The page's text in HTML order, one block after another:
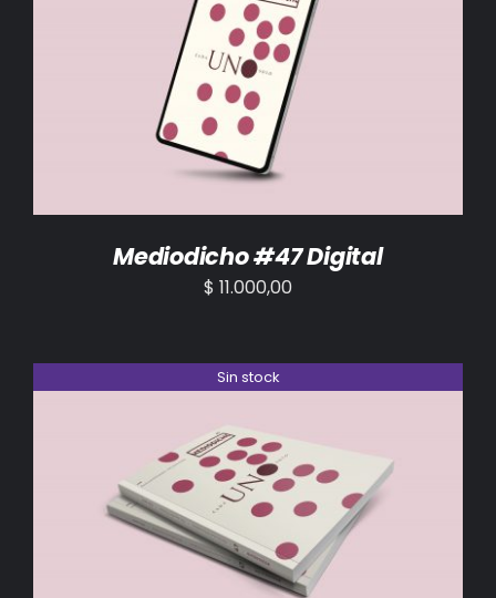
AÑADIR AL CARRITO /
Mediodicho #47 Digital
$ 11.000,00
Sin stock
DETALLES